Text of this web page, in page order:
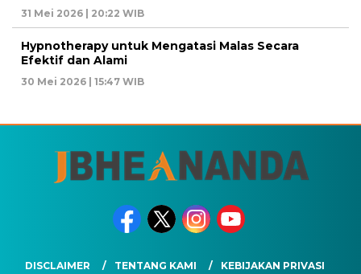
31 Mei 2026 | 20:22 WIB
Hypnotherapy untuk Mengatasi Malas Secara
Efektif dan Alami
30 Mei 2026 | 15:47 WIB
DISCLAIMER TENTANG KAMI KEBIJAKAN PRIVASI